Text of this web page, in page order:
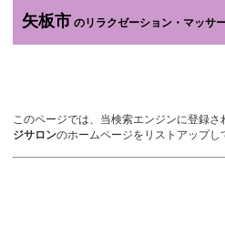
矢板市 のリラクゼーション・マッサ
このページでは、当検索エンジンに登録さ
ジサロンのホームページをリストアップし